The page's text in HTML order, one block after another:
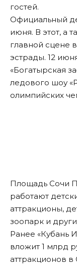
гостей.
Официальный
июня. В этот, а
главной сцене
эстрады. 12
«Богатырская
ледового шоу
олимпийских
Площадь Сочи
работают
аттракционы,
зоопарк и
Ранее «Кубань
вложит 1 млрд
аттракционов в